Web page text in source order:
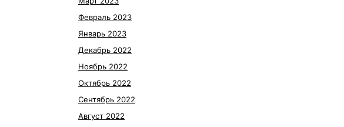
Февраль 2023
Январь 2023
Декабрь 2022
Ноябрь 2022
Октябрь 2022
Сентябрь 2022
Август 2022